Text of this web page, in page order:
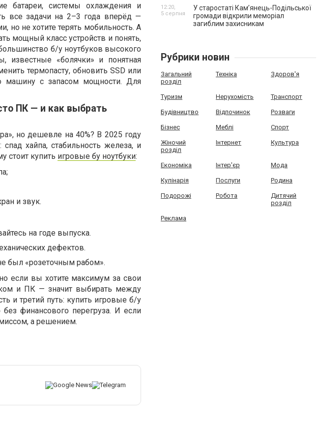
батареи, системы охлаждения и
все задачи на 2–3 года вперёд —
но не хотите терять мобильность. А
мощный класс устройств и понять,
б/у ноутбуков высокого
«болячки» и понятная
термопасту, обновить SSD или
машину с запасом мощности. Для
ПК — и как выбрать
но дешевле на 40%? В 2025 году
хайпа, стабильность железа, и
стоит купить игровые бу ноутбуки:
и звук.
на годе выпуска.
дефектов.
был «розеточным рабом».
если вы хотите максимум за свои
и ПК — значит выбирать между
и третий путь: купить игровые б/у
финансового перегруза. И если
а решением.
У старостаті Кам’янець-Подільської
громади відкрили меморіал
загиблим захисникам
12:20,
5 серпня
Рубрики новин
Загальний
розділ
Техніка Здоров'я
Туризм Нерухомість Транспорт
Будівництво Відпочинок Розваги
Бізнес Меблі Спорт
Жіночий
розділ
Інтернет Культура
Економіка Інтер'єр Мода
Кулінарія Послуги Родина
Подорожі Робота
Дитячий
розділ
Реклама